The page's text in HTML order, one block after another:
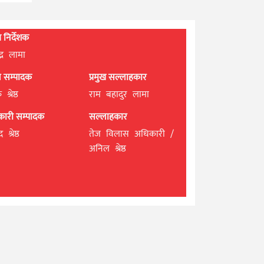
निर्देशक
लामा
सम्पादक
सम्पादक
श्रेष्ठ
प्रमुख सल्लाहकार
राम बहादुर लामा
सल्लाहकार
तेज विलास अधिकारी /
अनिल श्रेष्ठ